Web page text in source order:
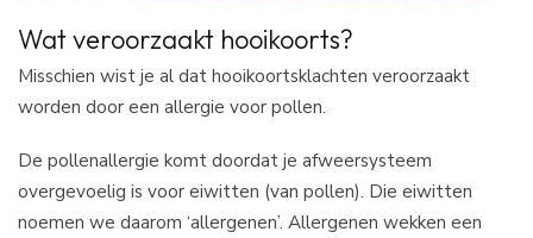
Wat veroorzaakt hooikoorts?
Misschien wist je al dat hooikoortsklachten veroorzaakt
worden door een allergie voor pollen.
De pollenallergie komt doordat je afweersysteem
overgevoelig is voor eiwitten (van pollen). Die eiwitten
noemen we daarom ‘allergenen’. Allergenen wekken een